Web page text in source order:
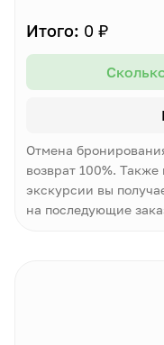
Итого: 0 ₽
Отмена
возврат 100%.
экскурсии вы
на последующие